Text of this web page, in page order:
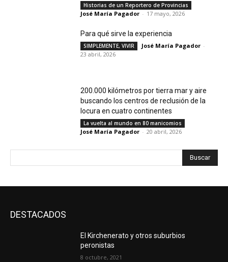
Historias de un Reportero de Provincias
José María Pagador - 17 mayo, 2026
Para qué sirve la experiencia
SIMPLEMENTE, VIVIR José María Pagador -
23 abril, 2026
200.000 kilómetros por tierra mar y aire
buscando los centros de reclusión de la
locura en cuatro continentes
La vuelta al mundo en 80 manicomios
José María Pagador - 20 abril, 2026
Buscar
DESTACADOS
El Kirchenerato y otros suburbios
peronistas
8 octubre, 2021